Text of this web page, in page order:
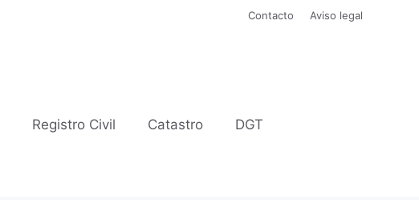
Contacto Aviso legal
Registro Civil Catastro DGT